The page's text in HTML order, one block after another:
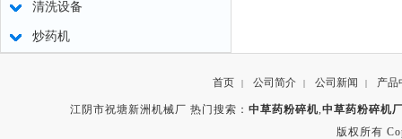
清洗设备
炒药机
首页 | 公司简介 | 公司新闻 | 产品
江阴市祝塘新洲机械厂 热门搜索：中草药粉碎机,中草药粉碎机
版权所有